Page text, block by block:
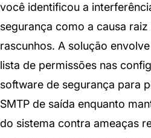
você identificou a
segurança como a causa
rascunhos. A solução
lista de permissões nas
software de segurança para
SMTP de saída enquanto
do sistema contra ameaças